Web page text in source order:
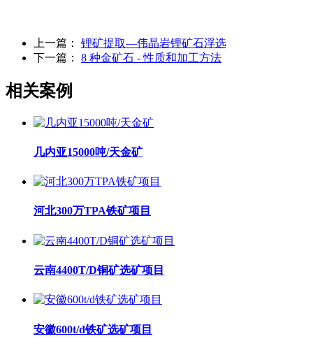
上一篇： 锂矿提取—伟晶岩锂矿石浮选
下一篇： 8 种金矿石 - 性质和加工方法
相关案例
几内亚15000吨/天金矿
河北300万TPA铁矿项目
云南4400T/D铜矿选矿项目
安徽600t/d铁矿选矿项目